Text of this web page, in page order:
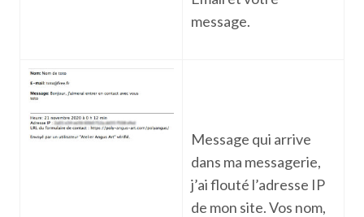
message.
Message qui arrive
dans ma messagerie,
j’ai flouté l’adresse IP
de mon site. Vos nom,